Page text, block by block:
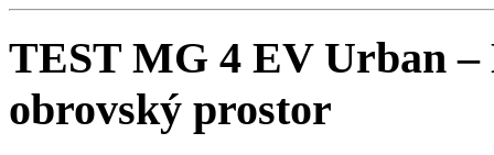
TEST MG 4 EV Urban
obrovský prostor